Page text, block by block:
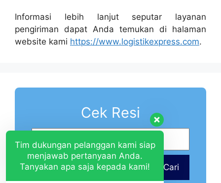
Informasi lebih lanjut seputar layanan
pengiriman dapat Anda temukan di halaman
website kami https://www.logistikexpress.com.
Cek Resi
Cari
Tim dukungan pelanggan kami siap
menjawab pertanyaan Anda.
Tanyakan apa saja kepada kami!